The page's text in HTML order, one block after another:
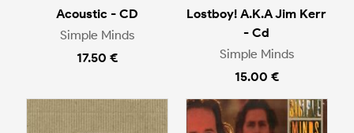
Acoustic - CD
Simple Minds
17.50 €
Lostboy! A.K.A Jim Kerr
- Cd
Simple Minds
15.00 €